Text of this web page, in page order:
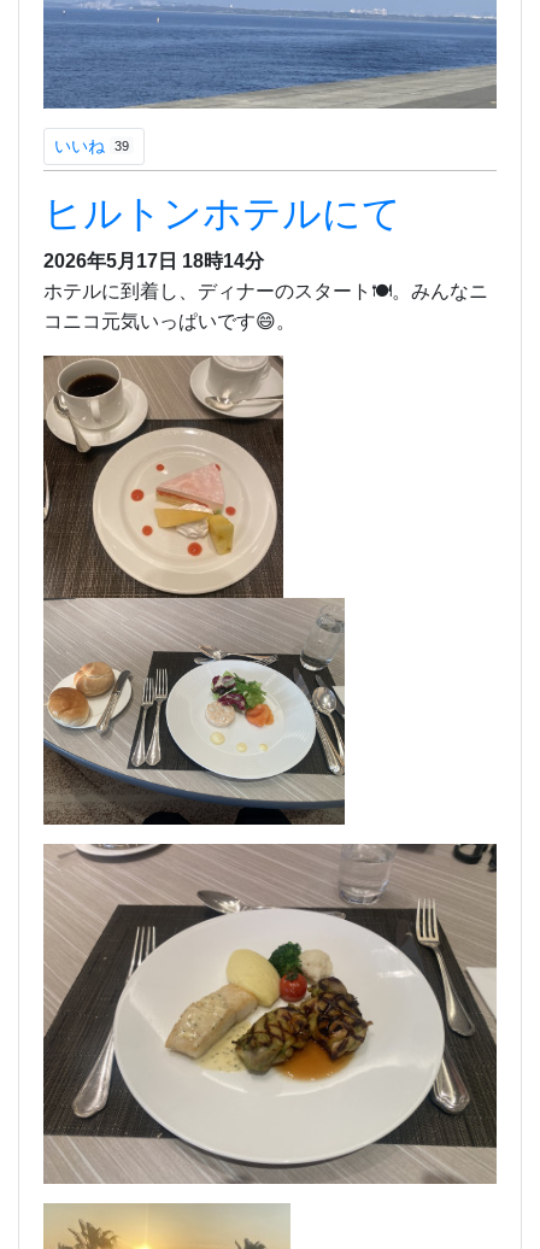
いいね 39
ヒルトンホテルにて
2026年5月17日 18時14分
ホテルに到着し、ディナーのスタート🍽️。みんなニ
コニコ元気いっぱいです😄。